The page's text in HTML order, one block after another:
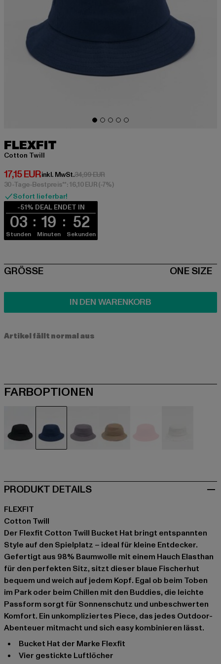
FLEXFIT
Cotton Twill
17,15 EUR
Derzeitiger Preis: 17,15 EUR
inkl. MwSt.34,99 EURAktionspreis: 34,99 EUR
30-Tage-Bestpreis**: 16,10 EUR(-7%)
Sofort lieferbar!
-51% DEAL ENDET IN
03
Stunden
19
Minuten
52
Sekunden
SIZE
GRÖSSE ONE SIZE
IN DEN WARENKORB
Artikel fällt normal aus
FARBOPTIONEN
PRODUKT DETAILS
FLEXFIT
Cotton Twill
Der Flexfit Cotton Twill Bucket Hat bringt entspannten
Style auf den Spielplatz – ideal für kleine Entdecker.
Gefertigt aus 98% Baumwolle mit einem Hauch Elasthan
für den perfekten Sitz, sitzt dieser blaue Fischerhut
bequem und weich auf jedem Kopf. Egal ob beim Toben
im Park oder beim Chillen mit den Buddies, die leichte
Passform sorgt für Sonnenschutz und unbeschwerten
Komfort. Ein unkompliziertes Piece, das jedes Outdoor-
Abenteuer mitmacht und sich easy kombinieren lässt.
Bucket Hat der Marke Flexfit
Vier gestickte Luftlöcher